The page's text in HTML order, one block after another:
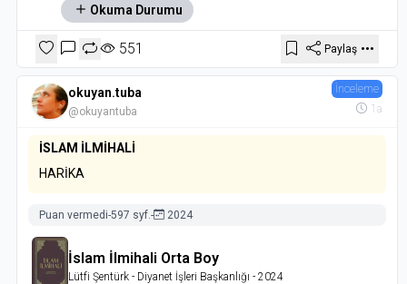
Okuma Durumu
551 Paylaş
okuyan.tuba
@okuyantuba
İnceleme
1a
İSLAM İLMİHALİ
HARİKA
Puan vermedi-597 syf.- 2024
İslam İlmihali Orta Boy
Lütfi Şentürk - Diyanet İşleri Başkanlığı - 2024